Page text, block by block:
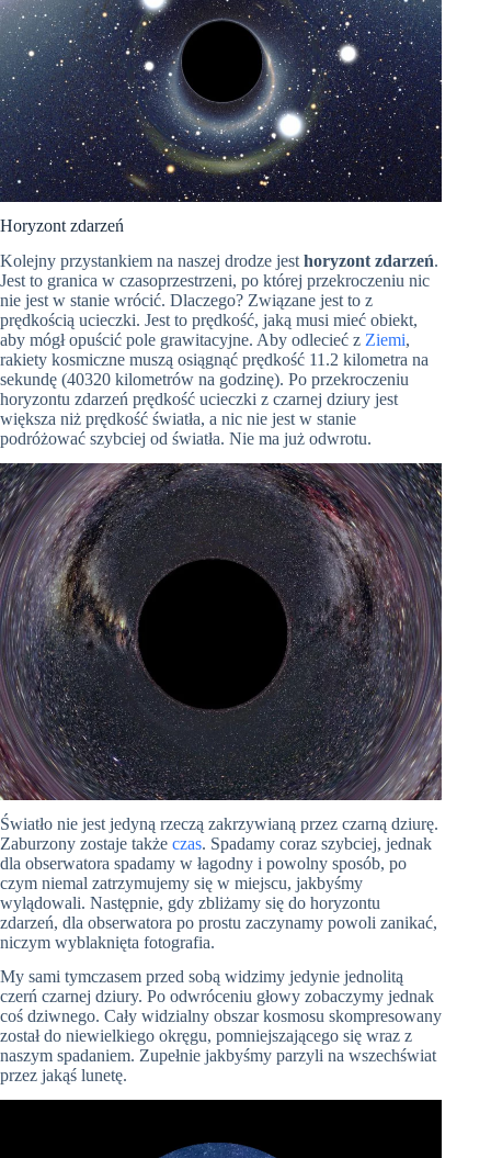
Horyzont zdarzeń
Kolejny przystankiem na naszej drodze jest horyzont zdarzeń.
Jest to granica w czasoprzestrzeni, po której przekroczeniu nic
nie jest w stanie wrócić. Dlaczego? Związane jest to z
prędkością ucieczki. Jest to prędkość, jaką musi mieć obiekt,
aby mógł opuścić pole grawitacyjne. Aby odlecieć z Ziemi,
rakiety kosmiczne muszą osiągnąć prędkość 11.2 kilometra na
sekundę (40320 kilometrów na godzinę). Po przekroczeniu
horyzontu zdarzeń prędkość ucieczki z czarnej dziury jest
większa niż prędkość światła, a nic nie jest w stanie
podróżować szybciej od światła. Nie ma już odwrotu.
Światło nie jest jedyną rzeczą zakrzywianą przez czarną dziurę.
Zaburzony zostaje także czas. Spadamy coraz szybciej, jednak
dla obserwatora spadamy w łagodny i powolny sposób, po
czym niemal zatrzymujemy się w miejscu, jakbyśmy
wylądowali. Następnie, gdy zbliżamy się do horyzontu
zdarzeń, dla obserwatora po prostu zaczynamy powoli zanikać,
niczym wyblaknięta fotografia.
My sami tymczasem przed sobą widzimy jedynie jednolitą
czerń czarnej dziury. Po odwróceniu głowy zobaczymy jednak
coś dziwnego. Cały widzialny obszar kosmosu skompresowany
został do niewielkiego okręgu, pomniejszającego się wraz z
naszym spadaniem. Zupełnie jakbyśmy parzyli na wszechświat
przez jakąś lunetę.